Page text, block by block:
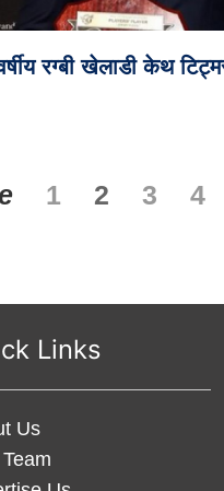
रग्बी खेलाडी केथ
1 2 3 4
Links
Us